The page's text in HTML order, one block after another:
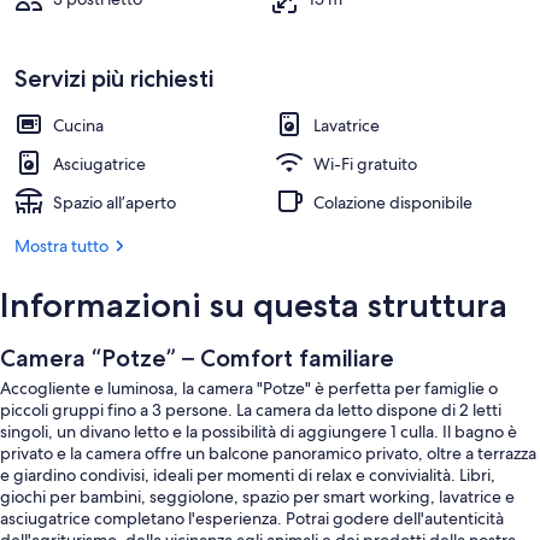
Servizi più richiesti
Cucina
Lavatrice
Asciugatrice
Wi-Fi gratuito
Spazio all’aperto
Colazione disponibile
Mostra tutto
Informazioni su questa struttura
Camera “Potze” – Comfort familiare
Accogliente e luminosa, la camera "Potze" è perfetta per famiglie o
piccoli gruppi fino a 3 persone. La camera da letto dispone di 2 letti
singoli, un divano letto e la possibilità di aggiungere 1 culla. Il bagno è
privato e la camera offre un balcone panoramico privato, oltre a terrazza
e giardino condivisi, ideali per momenti di relax e convivialità. Libri,
giochi per bambini, seggiolone, spazio per smart working, lavatrice e
asciugatrice completano l'esperienza. Potrai godere dell'autenticità